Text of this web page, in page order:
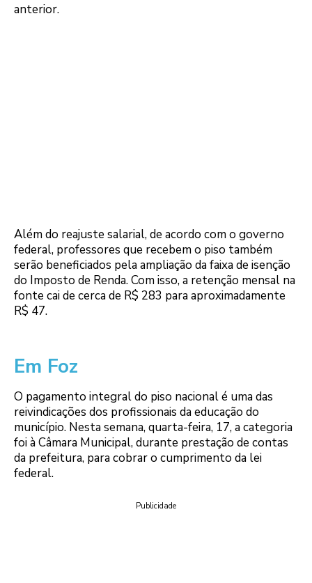
anterior.
Além do reajuste salarial, de acordo com o governo
federal, professores que recebem o piso também
serão beneficiados pela ampliação da faixa de isenção
do Imposto de Renda. Com isso, a retenção mensal na
fonte cai de cerca de R$ 283 para aproximadamente
R$ 47.
Em Foz
O pagamento integral do piso nacional é uma das
reivindicações dos profissionais da educação do
município. Nesta semana, quarta-feira, 17, a categoria
foi à Câmara Municipal, durante prestação de contas
da prefeitura, para cobrar o cumprimento da lei
federal.
Publicidade